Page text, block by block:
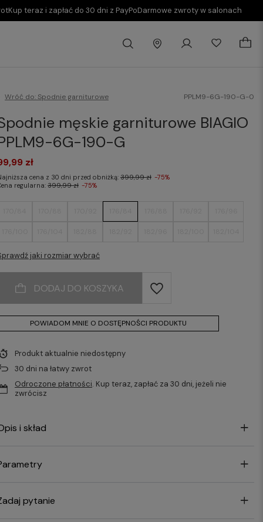
Kup teraz i zapłać do 30 dni z PayPoDarmowe zwroty w salonach
Wróć do:Spodnie garniturowe PPLM9-6G-190-G-0
męskie garniturowe BIAGIO
6G-190-G
jaki rozmiar wybrać
zł
cena z 30 dni przed obniżką:399,99 zł -75%
regularna:399,99 zł -75%
DODAJ DO KOSZYKA
POWIADOM MNIE O DOSTĘPNOŚCI PRODUKTU
Produkt aktualnie niedostępny
30 dni na łatwy zwrot
Odroczone płatności. Kup teraz, zapłać za 30 dni, jeżeli nie
zwrócisz
i skład
pytanie